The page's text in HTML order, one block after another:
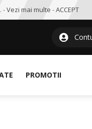
-Vezi mai multe -ACCEPT
PROMOTII